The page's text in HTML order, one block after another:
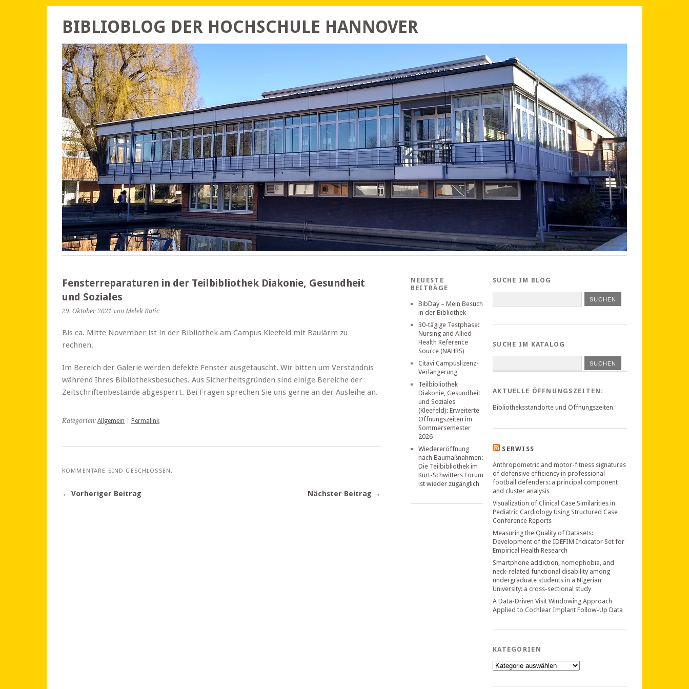
BIBLIOBLOG DER HOCHSCHULE HANNOVER
Fensterreparaturen in der Teilbibliothek Diakonie, Gesundheit
und Soziales
29. Oktober 2021 von Melek Batic
Bis ca. Mitte November ist in der Bibliothek am Campus Kleefeld mit Baulärm zu
rechnen.
Im Bereich der Galerie werden defekte Fenster ausgetauscht. Wir bitten um Verständnis
während Ihres Bibliotheksbesuches. Aus Sicherheitsgründen sind einige Bereiche der
Zeitschriftenbestände abgesperrt. Bei Fragen sprechen Sie uns gerne an der Ausleihe an.
Kategorien: Allgemein Permalink
KOMMENTARE SIND GESCHLOSSEN.
← Vorheriger Beitrag Nächster Beitrag →
NEUESTE
BEITRÄGE
BibDay – Mein Besuch
in der Bibliothek
30-tägige Testphase:
Nursing and Allied
Health Reference
Source (NAHRS)
Citavi Campuslizenz-
Verlängerung
Teilbibliothek
Diakonie, Gesundheit
und Soziales
(Kleefeld): Erweiterte
Öffnungszeiten im
Sommersemester
2026
Wiedereröffnung
nach Baumaßnahmen:
Die Teilbibliothek im
Kurt-Schwitters Forum
ist wieder zugänglich
SUCHE IM BLOG
SUCHE IM KATALOG
SUCHEN
AKTUELLE ÖFFNUNGSZEITEN:
Bibliotheksstandorte und Öffnungszeiten
SERWISS
Anthropometric and motor-fitness signatures
of defensive efficiency in professional
football defenders: a principal component
and cluster analysis
Visualization of Clinical Case Similarities in
Pediatric Cardiology Using Structured Case
Conference Reports
Measuring the Quality of Datasets:
Development of the IDEFIM Indicator Set for
Empirical Health Research
Smartphone addiction, nomophobia, and
neck-related functional disability among
undergraduate students in a Nigerian
University: a cross-sectional study
A Data-Driven Visit Windowing Approach
Applied to Cochlear Implant Follow-Up Data
KATEGORIEN
Kategorien